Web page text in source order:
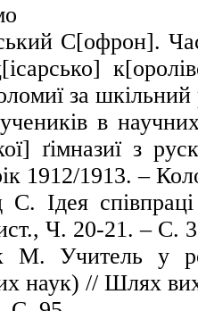
С[офрон].
за
в
ґімназиї з
1912/1913. –
С. Ідея
Ч. 20-21. – С.
М. Учитель у
наук) // Шлях